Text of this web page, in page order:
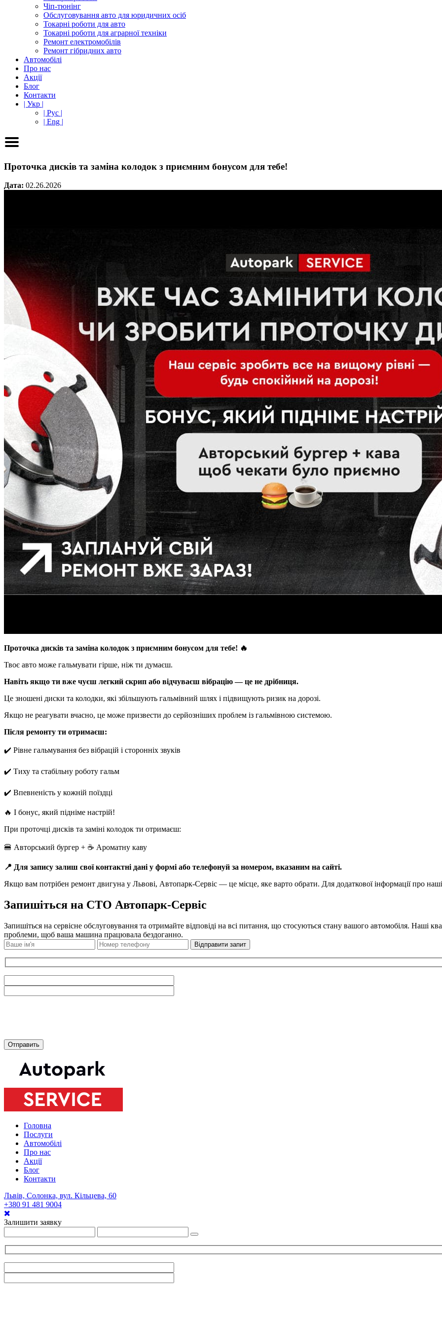
Чіп-тюнінг
Обслуговування авто для юридичних осіб
Токарні роботи для авто
Токарні роботи для аграрної техніки
Ремонт електромобілів
Ремонт гібридних авто
Автомобілі
Про нас
Акції
Блог
Контакти
| Укр |
| Рус |
| Eng |
Проточка дисків та заміна колодок з приємним бонусом для тебе!
Дата: 02.26.2026
Проточка дисків та заміна колодок з приємним бонусом для тебе! 🔥
Твоє авто може гальмувати гірше, ніж ти думаєш.
Навіть якщо ти вже чуєш легкий скрип або відчуваєш вібрацію — це не дрібниця.
Це зношені диски та колодки, які збільшують гальмівний шлях і підвищують ризик на дорозі.
Якщо не реагувати вчасно, це може призвести до серйозніших проблем із гальмівною системою.
Після ремонту ти отримаєш:
✔️ Рівне гальмування без вібрацій і сторонніх звуків
✔️ Тиху та стабільну роботу гальм
✔️ Впевненість у кожній поїздці
🔥 І бонус, який підніме настрій!
При проточці дисків та заміні колодок ти отримаєш:
🍔 Авторський бургер + ☕️ Ароматну каву
📍 Для запису залиш свої контактні дані у формі або телефонуй за номером, вказаним на сайті.
Якщо вам потрібен ремонт двигуна у Львові, Автопарк-Сервіс — це місце, яке варто обрати. Для додаткової інформації про
Запишіться на СТО Автопарк-Сервіс
Запишіться на сервісне обслуговування та отримайте відповіді на всі питання, що стосуються стану вашого автомобіля. Наші
проблеми, щоб ваша машина працювала бездоганно.
Відправити запит
Головна
Послуги
Автомобілі
Про нас
Акції
Блог
Контакти
Львів, Солонка, вул. Кільцева, 60
+380 91 481 9004
Залишити заявку